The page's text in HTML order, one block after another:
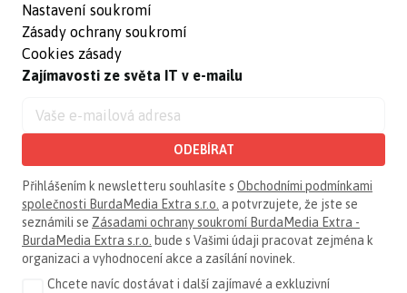
Nastavení soukromí
Zásady ochrany soukromí
Cookies zásady
Zajímavosti ze světa IT v e-mailu
ODEBÍRAT
Přihlášením k newsletteru souhlasíte s Obchodními podmínkami
společnosti BurdaMedia Extra s.r.o. a potvrzujete, že jste se
seznámili se Zásadami ochrany soukromí BurdaMedia Extra -
BurdaMedia Extra s.r.o. bude s Vašimi údaji pracovat zejména k
organizaci a vyhodnocení akce a zasílání novinek.
Chcete navíc dostávat i další zajímavé a exkluzivní